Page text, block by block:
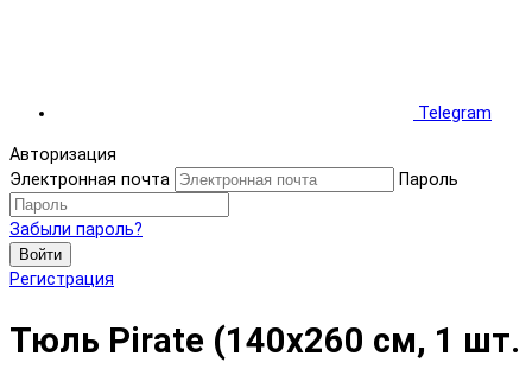
Telegram
Авторизация
Электронная почта
Пароль
Забыли пароль?
Войти
Регистрация
Тюль Pirate (140x260 см, 1 шт.